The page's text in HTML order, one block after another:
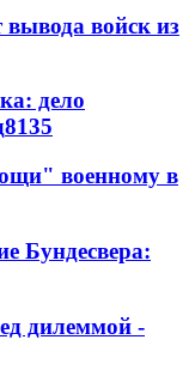
войск из
дело
8135
военному в
Бундесвера:
дилеммой -